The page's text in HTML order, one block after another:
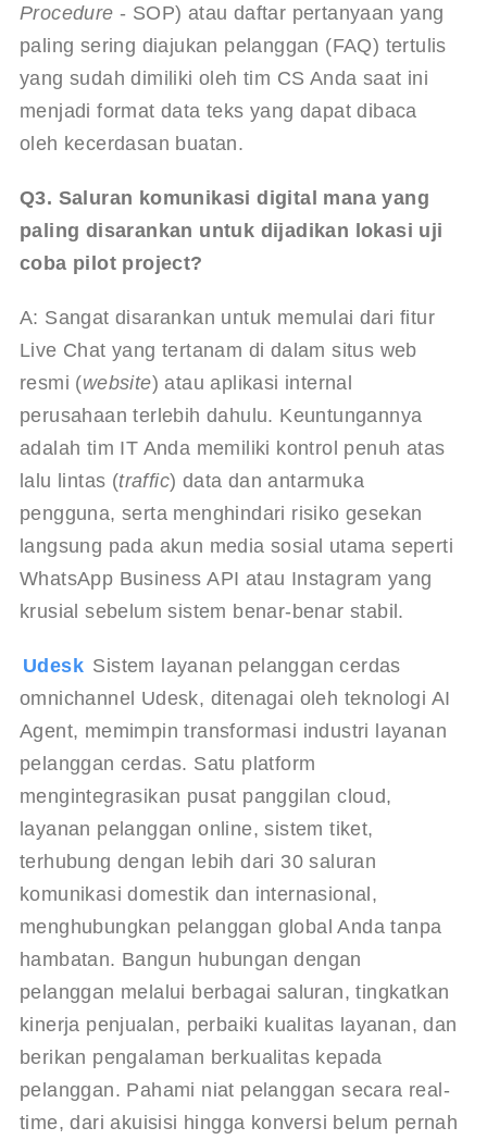
Procedure - SOP) atau daftar pertanyaan yang
paling sering diajukan pelanggan (FAQ) tertulis
yang sudah dimiliki oleh tim CS Anda saat ini
menjadi format data teks yang dapat dibaca
oleh kecerdasan buatan.
Q3. Saluran komunikasi digital mana yang
paling disarankan untuk dijadikan lokasi uji
coba pilot project?
A: Sangat disarankan untuk memulai dari fitur
Live Chat yang tertanam di dalam situs web
resmi (website) atau aplikasi internal
perusahaan terlebih dahulu. Keuntungannya
adalah tim IT Anda memiliki kontrol penuh atas
lalu lintas (traffic) data dan antarmuka
pengguna, serta menghindari risiko gesekan
langsung pada akun media sosial utama seperti
WhatsApp Business API atau Instagram yang
krusial sebelum sistem benar-benar stabil.
Udesk Sistem layanan pelanggan cerdas
omnichannel Udesk, ditenagai oleh teknologi AI
Agent, memimpin transformasi industri layanan
pelanggan cerdas. Satu platform
mengintegrasikan pusat panggilan cloud,
layanan pelanggan online, sistem tiket,
terhubung dengan lebih dari 30 saluran
komunikasi domestik dan internasional,
menghubungkan pelanggan global Anda tanpa
hambatan. Bangun hubungan dengan
pelanggan melalui berbagai saluran, tingkatkan
kinerja penjualan, perbaiki kualitas layanan, dan
berikan pengalaman berkualitas kepada
pelanggan. Pahami niat pelanggan secara real-
time, dari akuisisi hingga konversi belum pernah